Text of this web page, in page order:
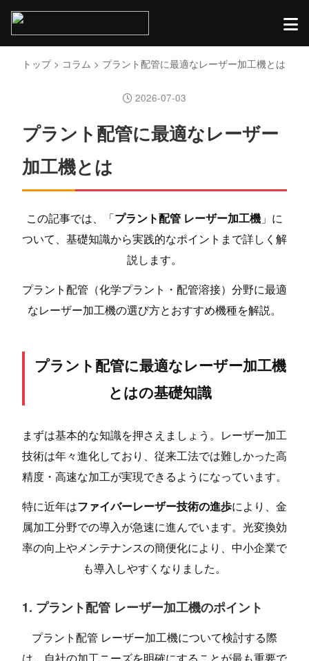
トップ> コラム > プラント配管に最適なレーザー加工機とは
2026-07-03
プラント配管に最適なレーザー
加工機とは
この記事では、「プラント配管 レーザー加工機 」に
ついて、基礎知識から実践的なポイントまで詳しく解
説します。
プラント配管（化学プラント・配管溶接）分野に最適
なレーザー加工機の選び方とおすすめ機種を解説。
プラント配管に最適なレーザー加工機
とはの基礎知識
まずは基本的な知識を押さえましょう。レーザー加工
技術は年々進化しており、従来工法では難しかった高
精度・高速な加工が実現できるようになっています。
特に近年はファイバーレーザー技術の進歩により、金
属加工分野での導入が急速に進んでいます。光変換効
率の向上やメンテナンスの簡便化により、中小企業で
も導入しやすくなりました。
1. プラント配管 レーザー加工機のポイント
プラント配管 レーザー加工機について検討する際